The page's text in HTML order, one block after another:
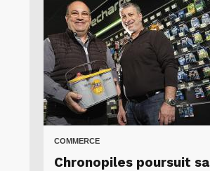
COMMERCE
Chronopiles poursuit sa